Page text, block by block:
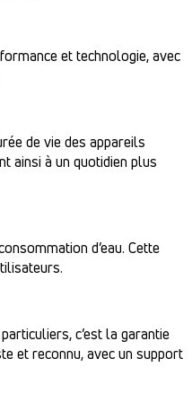
et technologie, avec
de vie des appareils
ainsi à un quotidien plus
d’eau. Cette
c’est la garantie
et reconnu, avec un support